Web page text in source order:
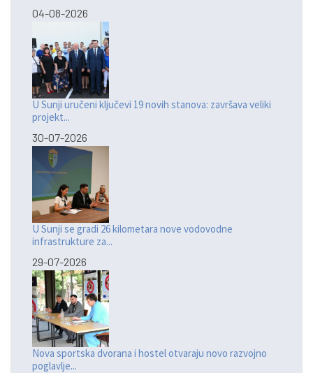
04-08-2026
U Sunji uručeni ključevi 19 novih stanova: završava veliki
projekt...
30-07-2026
U Sunji se gradi 26 kilometara nove vodovodne
infrastrukture za...
29-07-2026
Nova sportska dvorana i hostel otvaraju novo razvojno
poglavlje...